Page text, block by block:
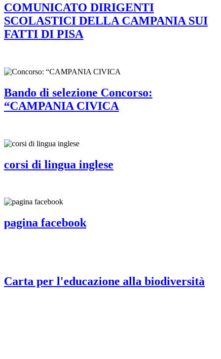
COMUNICATO DIRIGENTI
SCOLASTICI DELLA CAMPANIA SUI
FATTI DI PISA
Bando di selezione Concorso:
“CAMPANIA CIVICA
corsi di lingua inglese
pagina facebook
Carta per l'educazione alla biodiversità